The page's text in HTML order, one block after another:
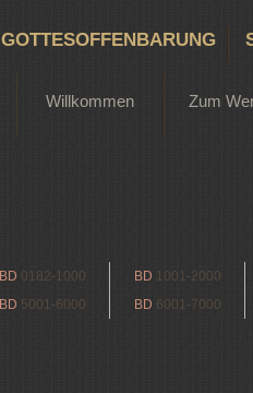
GOTTESOFFENBARUNG
Willkommen Zum
BD 0182-1000 BD 1001-2000
BD 5001-6000 BD 6001-7000